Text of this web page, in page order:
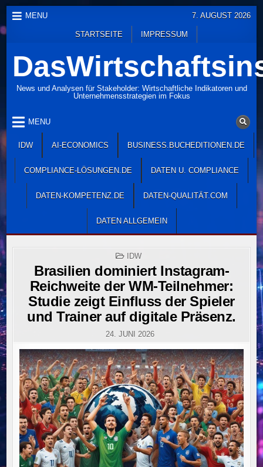
Skip
to
content
MENU
STARTSEITE IMPRESSUM
7. AUGUST 2026
News und Analysen für Stakeholder: Wirtschaftliche Indikatoren und
Unternehmensstrategien im Fokus
MENU
IDW AI-ECONOMICS BUSINESS.BUCHEDITIONEN.DE
COMPLIANCE-LÖSUNGEN.DE DATEN U. COMPLIANCE
DATEN-KOMPETENZ.DE DATEN-QUALITÄT.COM
DATEN ALLGEMEIN
POSTED
IDW
Brasilien dominiert Instagram-
Reichweite der WM-Teilnehmer:
Studie zeigt Einfluss der Spieler
und Trainer auf digitale Präsenz.
24. JUNI 2026